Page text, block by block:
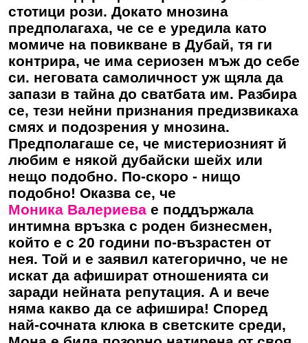
стотици рози. Докато мнозина
предполагаха, че се е уредила като
момиче на повикване в Дубай, тя ги
контрира, че има сериозен мъж до себе
си. неговата самоличност уж щяла да
запази в тайна до сватбата им. Разбира
се, тези нейни признания предизвикаха
смях и подозрения у мнозина.
Предполагаше се, че мистериозният й
любим е някой дубайски шейх или
нещо подобно. По-скоро - нищо
подобно! Оказва се, че
Моника Валериева е поддържала
интимна връзка с роден бизнесмен,
който е с 20 години по-възрастен от
нея. Той и е заявил категорично, че не
искат да афишират отношенията си
заради нейната репутация. А и вече
няма какво да се афишира! Според
най-сочната клюка в светските среди,